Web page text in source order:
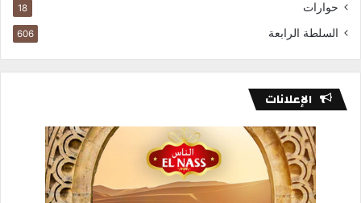
حوارات 18
السلطة الرابعة 606
الإعلانات